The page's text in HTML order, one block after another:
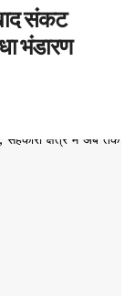
संकट
भंडारण